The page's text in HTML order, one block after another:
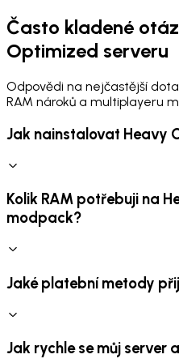
Často kladené
Optimized serveru
Odpovědi na nejčastější
RAM nároků a multiplayeru
Jak nainstalovat Heavy
Kolik RAM potřebuji na
modpack?
Jaké platební metody
Jak rychle se můj server